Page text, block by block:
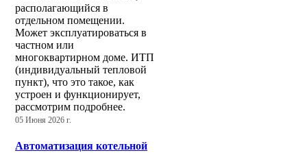
располагающийся в
отдельном помещении.
Может эксплуатироваться в
частном или
многоквартирном доме. ИТП
(индивидуальный тепловой
пункт), что это такое, как
устроен и функционирует,
рассмотрим подробнее.
05 Июня 2026 г.
Автоматизация котельной